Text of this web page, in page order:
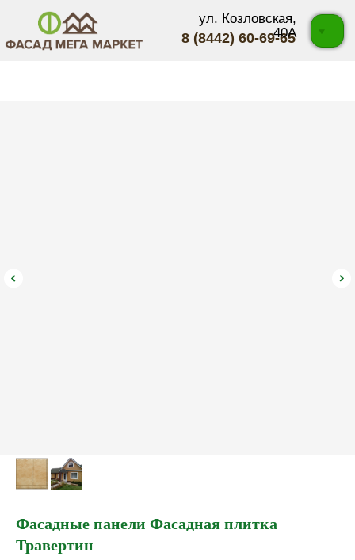
8 (8442) 60-69-65
ул. Козловская,
40А
Фасадные панели Фасадная плитка
Травертин